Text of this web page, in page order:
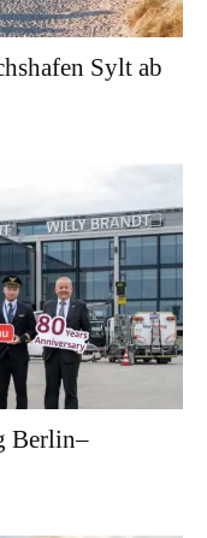
Sylt ab
Berlin–